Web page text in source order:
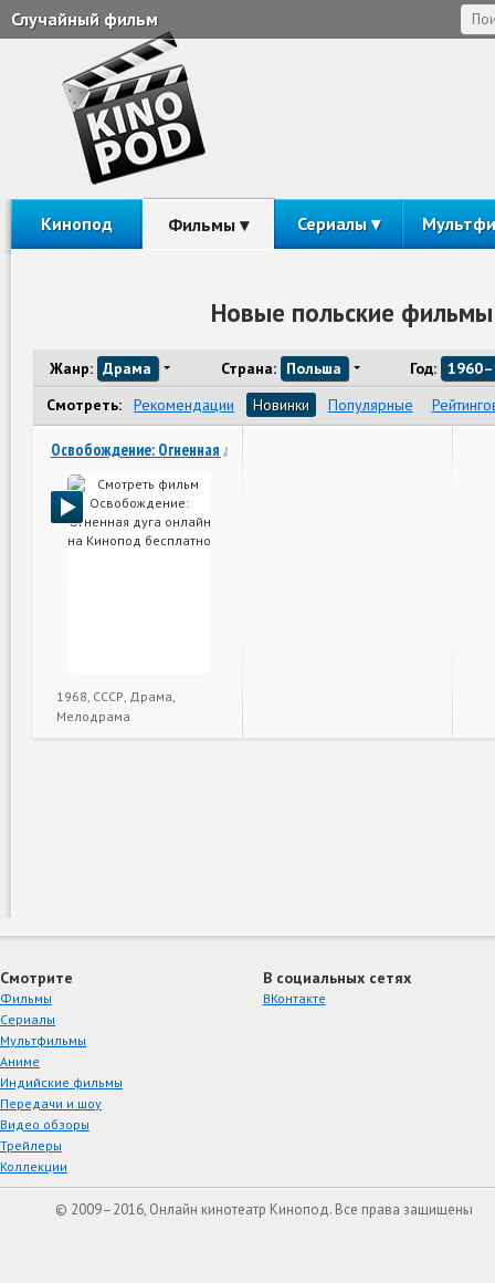
Случайный фильм
Кинопод Фильмы Сериалы
Новые польские
Жанр: Драма Страна: Польша Год:
Смотреть:
Рекомендации Новинки Популярные
Освобождение: Огненная дуга
1968, СССР, Драма,
Мелодрама
Смотрите
Фильмы
Сериалы
Мультфильмы
Аниме
Индийские фильмы
Передачи и шоу
Видео обзоры
Трейлеры
Коллекции
В социальных сетях
ВКонтакте
© 2009–2016, Онлайн кинотеатр Кинопод. Все права защищены